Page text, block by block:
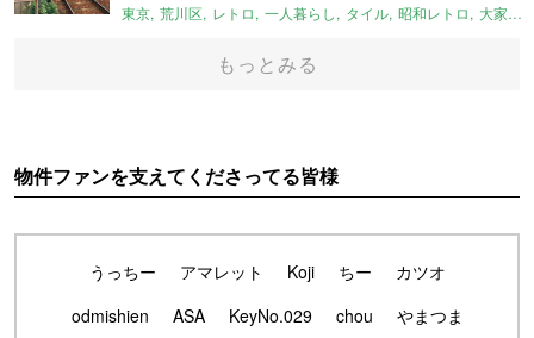
東京 荒川区 レトロ 一人暮らし タイル 昭和レトロ 大家女子
もっとみる
物件ファンを支えてくださってる皆様
うっちー アマレット Koji ちー
カツオ
odmishien
ASA KeyNo.029 chou
やまつま